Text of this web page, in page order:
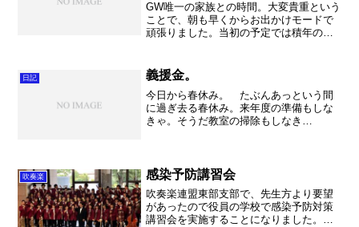
GW唯一の家族との時間。大変貴重という
ことで、朝も早くからお出かけモードで
頑張りました。当初の予定では積年の夢
ということで順延。さあ一体いつのこと
になるのやら・・・。（...
日記 義援金。
今日から春休み。 たぶんあっという間
に過ぎ去る春休み。来年度の準備もしな
きゃ。そうだ教室の掃除もしなき
そんな春の季節。 午後から久喜...
吹奏楽 感染予防講習会
吹奏楽連盟東部支部で、先生方より要望
があったので役員の学校で感染予防対策
講習会を実施することになりました。私